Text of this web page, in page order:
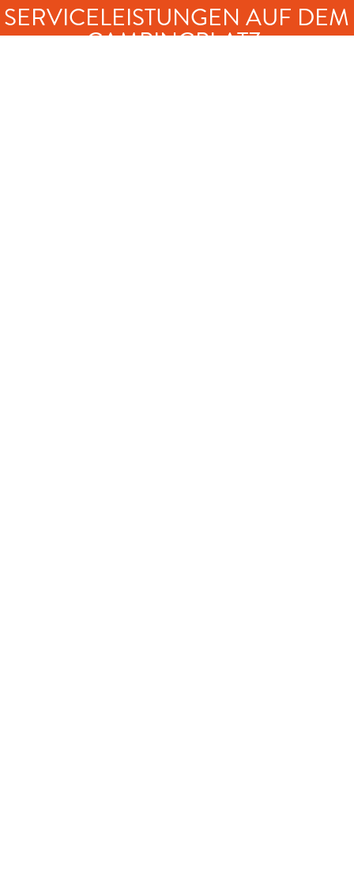
SERVICELEISTUNGEN AUF DEM
CAMPINGPLATZ: